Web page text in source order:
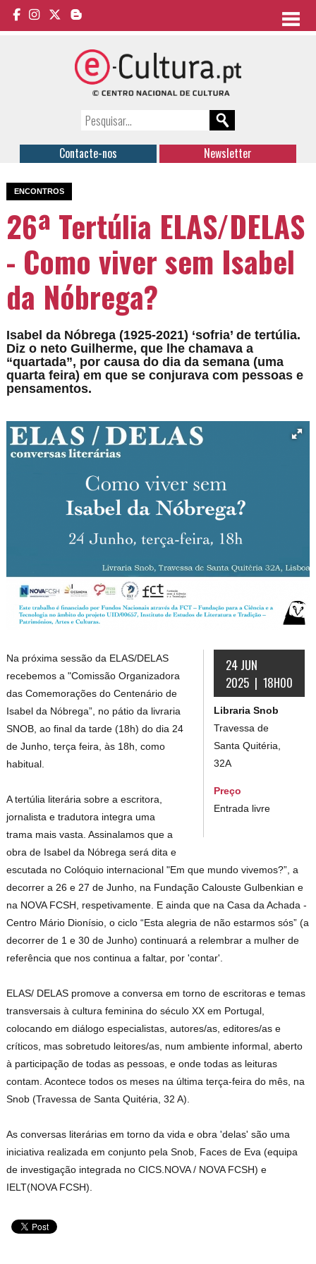
Contacte-nos Newsletter
ENCONTROS
26ª Tertúlia ELAS/DELAS
- Como viver sem Isabel
da Nóbrega?
Isabel da Nóbrega (1925-2021) ‘sofria’ de tertúlia.
Diz o neto Guilherme, que lhe chamava a
“quartada”, por causa do dia da semana (uma
quarta feira) em que se conjurava com pessoas e
pensamentos.
24 JUN
2025 | 18H00
Libraria Snob
Travessa de
Santa Quitéria,
32A
Preço
Entrada livre
Na próxima sessão da ELAS/DELAS
recebemos a "Comissão Organizadora
das Comemorações do Centenário de
Isabel da Nóbrega”, no pátio da livraria
SNOB, ao final da tarde (18h) do dia 24
de Junho, terça feira, às 18h, como
habitual.
A tertúlia literária sobre a escritora,
jornalista e tradutora integra uma
trama mais vasta. Assinalamos que a
obra de Isabel da Nóbrega será dita e
escutada no Colóquio internacional "Em que mundo vivemos?”, a
decorrer a 26 e 27 de Junho, na Fundação Calouste Gulbenkian e
na NOVA FCSH, respetivamente. E ainda que na Casa da Achada -
Centro Mário Dionísio, o ciclo “Esta alegria de não estarmos sós” (a
decorrer de 1 e 30 de Junho) continuará a relembrar a mulher de
referência que nos continua a faltar, por 'contar'.
ELAS/ DELAS promove a conversa em torno de escritoras e temas
transversais à cultura feminina do século XX em Portugal,
colocando em diálogo especialistas, autores/as, editores/as e
críticos, mas sobretudo leitores/as, num ambiente informal, aberto
à participação de todas as pessoas, e onde todas as leituras
contam. Acontece todos os meses na última terça-feira do mês, na
Snob (Travessa de Santa Quitéria, 32 A).
As conversas literárias em torno da vida e obra 'delas' são uma
iniciativa realizada em conjunto pela Snob, Faces de Eva (equipa
de investigação integrada no CICS.NOVA / NOVA FCSH) e
IELT(NOVA FCSH).